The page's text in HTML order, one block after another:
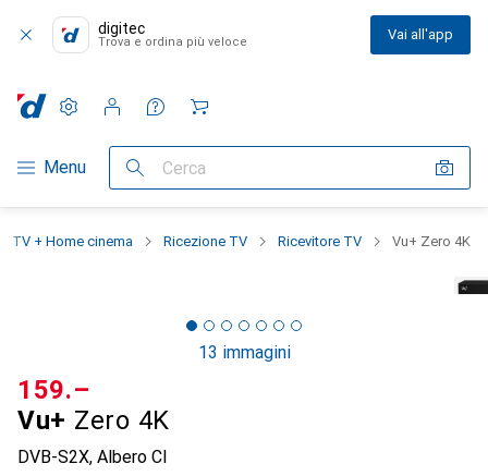
digitec
Trova e ordina più veloce Vai all'app
Categoria Navigazione
Menu Cerca
Impostazioni
Conto cliente
Liste di confronto
Liste dei desideri
Carrello
TV + Home cinema Ricezione TV Ricevitore TV Vu+ Zero 4K
13 immagini
Vu+ Zero 4K
DVB-S2X, Albero CI
CHF
159.–